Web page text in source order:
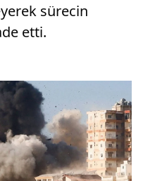
sürecin
etti.